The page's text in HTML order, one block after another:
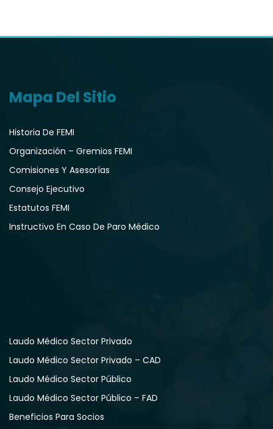
Mapa Del Sitio
Historia De FEMI
Organización – Gremios FEMI
Comisiones Y Asesorías
Consejo Ejecutivo
Estatutos FEMI
Instructivo En Caso De Paro Médico
Laudo Médico Sector Privado
Laudo Médico Sector Privado – CAD
Laudo Médico Sector Público
Laudo Médico Sector Público – FAD
Beneficios Para Socios